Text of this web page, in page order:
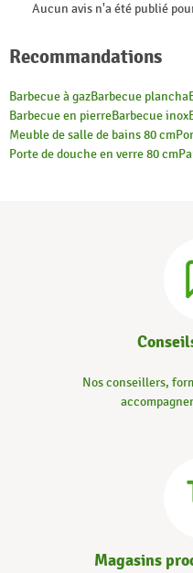
Aucun avis n'a été publié
Recommandations
Barbecue à gazBarbecue plancha
Barbecue en pierreBarbecue inox
Meuble de salle de bains 80 cm
Porte de douche en verre 80 cm
Nos conseillers,
Magasins